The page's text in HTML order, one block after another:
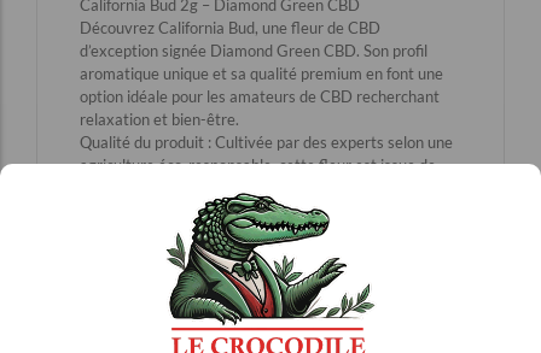
California Bud 2g – Diamond Green CBD
Découvrez California Bud, une fleur de CBD
d’exception signée Diamond Green CBD. Son profil
aromatique unique et sa qualité premium en font une
option idéale pour les amateurs de CBD recherchant
relaxation et bien-être.
Qualité du produit : Cultivée par des experts selon une
agriculture éco-responsable, cette fleur est issue de
plants soigneusement sélectionnés.
Aspect visuel unique : Des teintes rouges et violettes
qui témoignent d’une génétique exceptionnelle.
Arômes gourmands : Une fragrance sucrée mêlant des
notes de pêche et de fraise, idéale pour les amateurs de
saveurs fruitées.
Teneur en CBD : Environ 15 % de CBD, offrant des
effets notables sans effet psychotrope.